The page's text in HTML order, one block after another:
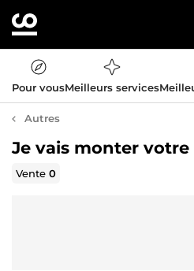
Pour vousMeilleurs services
Autres
Je vais monter votre
Vente0